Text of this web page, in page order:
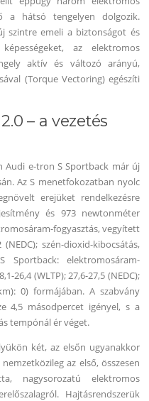
a hátsó tengelyen dolgozik.
szintre emeli a biztonságot és
az elektromos
aktív és változó arányú,
(Torque Vectoring) egészíti
– a vezetés
Audi e-tron S Sportback már új
Az S menetfokozatban nyolc
erejüket rendelkezésre
és 973 newtonméter
fogyasztás, vegyített
szén-dioxid-kibocsátás,
elektromosáram-
26,4 (WLTP); 27,6-27,5 (NEDC);
0) formájában. A szabvány
4,5 másodpercet igényel, s a
tempónál ér véget.
két, az elsőn ugyanakkor
az első, összesen
nagysorozatú elektromos
Hajtásrendszerük